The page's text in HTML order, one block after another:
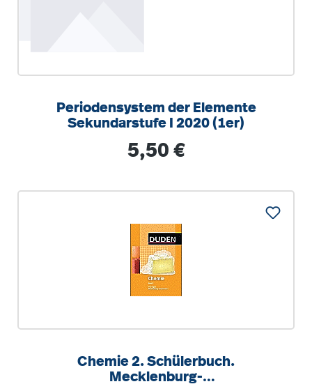
Periodensystem der Elemente
Sekundarstufe I 2020 (1er)
Regulärer Preis:
5,50 €
Chemie 2. Schülerbuch.
Mecklenburg-